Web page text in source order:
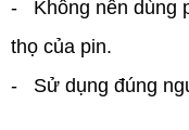
- Không nên dùng
thọ của pin.
- Sử dụng đúng